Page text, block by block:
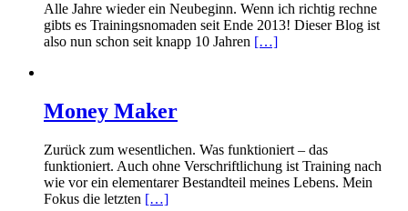
Alle Jahre wieder ein Neubeginn. Wenn ich richtig rechne
gibts es Trainingsnomaden seit Ende 2013! Dieser Blog ist
also nun schon seit knapp 10 Jahren […]
Money Maker
Zurück zum wesentlichen. Was funktioniert – das
funktioniert. Auch ohne Verschriftlichung ist Training nach
wie vor ein elementarer Bestandteil meines Lebens. Mein
Fokus die letzten […]